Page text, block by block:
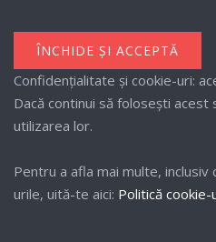
Confidențialitate și cookie-uri:
Dacă continui să folosești
utilizarea lor.
Pentru a afla mai multe,
urile, uită-te aici: Politică cookie-